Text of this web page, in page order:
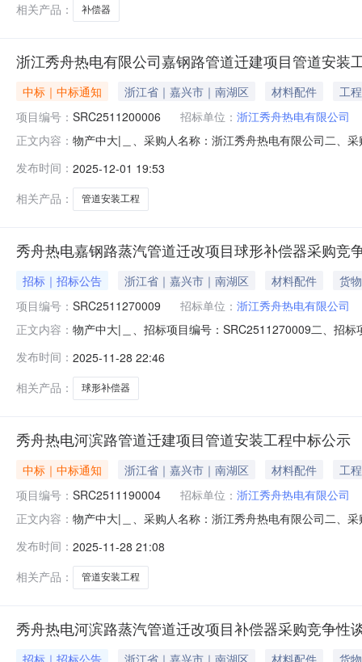
相关产品：
补偿器
浙江秀舟热电有限公司嘉钢路管道迁建项目管道安装
中标｜中标通知 浙江省｜嘉兴市｜南湖区 材料配件
工程
项目编号： SRC2511200006 招标单位： 浙江秀舟热电有限公司
正文内容： 物产中大|＿、采购人名称：浙江秀舟热电有限公司二、
联系电话：/传真：/地址：/2、采购人名称：浙江秀舟热
发布时间： 2025-12-01 19:53
相关产品：
管道安装工程
秀舟热电嘉钢路蒸汽管道迁改项目球形补偿器采购竞
招标｜招标公告 浙江省｜嘉兴市｜南湖区 材料配件
货物
项目编号： SRC2511270009 招标单位： 浙江秀舟热电有限公司
正文内容： 物产中大|＿、招标项目编号：SRC2511270009二、招
交投标文件截止时间：2025年12月4日（二）投标文件
联系人
发布时间： 2025-11-28 22:46
相关产品：
球形补偿器
秀舟热电河滨路管道迁建项目管道安装工程中标公示
中标｜中标通知 浙江省｜嘉兴市｜南湖区 材料配件
工程
项目编号： SRC2511190004 招标单位： 浙江秀舟热电有限公司
正文内容： 物产中大|＿、采购人名称：浙江秀舟热电有限公司二、
真：/地址：/2、采购人名称：浙江秀舟热电有限公司联
发布时间： 2025-11-28 21:08
相关产品：
管道安装工程
秀舟热电河滨路蒸汽管道迁改项目补偿器采购竞争性
招标｜招标公告 浙江省｜嘉兴市｜南湖区 材料配件 货物